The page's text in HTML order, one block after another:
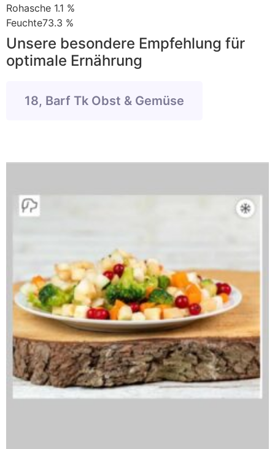
Rohasche 1.1 %
Feuchte73.3 %
Unsere besondere Empfehlung für
optimale Ernährung
18, Barf Tk Obst & Gemüse